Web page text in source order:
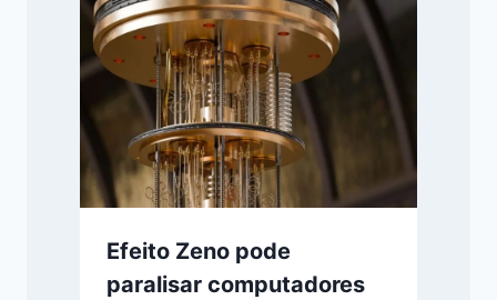
Efeito Zeno pode
paralisar computadores